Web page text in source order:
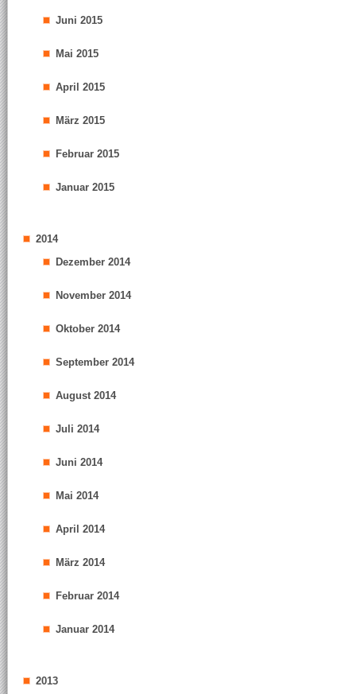
Juni 2015
Mai 2015
April 2015
März 2015
Februar 2015
Januar 2015
2014
Dezember 2014
November 2014
Oktober 2014
September 2014
August 2014
Juli 2014
Juni 2014
Mai 2014
April 2014
März 2014
Februar 2014
Januar 2014
2013